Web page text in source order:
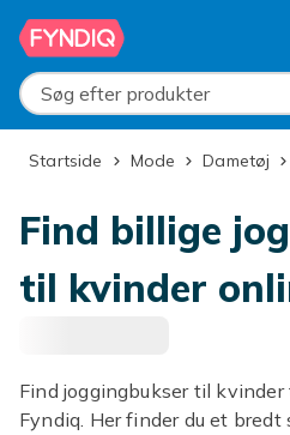
Spring til hovedindhold
Søg efter produkter
Startside Mode Dametøj
Find billige
til kvinder
Find joggingbukser til kvinder
Fyndiq. Her finder du et